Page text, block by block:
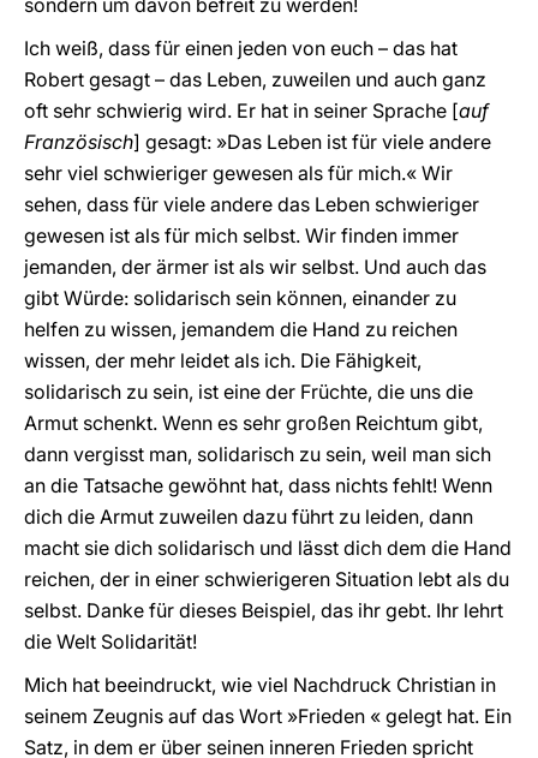
sondern um davon befreit zu werden!
Ich weiß, dass für einen jeden von euch – das hat
Robert gesagt – das Leben, zuweilen und auch ganz
oft sehr schwierig wird. Er hat in seiner Sprache [auf
Französisch] gesagt: »Das Leben ist für viele andere
sehr viel schwieriger gewesen als für mich.« Wir
sehen, dass für viele andere das Leben schwieriger
gewesen ist als für mich selbst. Wir finden immer
jemanden, der ärmer ist als wir selbst. Und auch das
gibt Würde: solidarisch sein können, einander zu
helfen zu wissen, jemandem die Hand zu reichen
wissen, der mehr leidet als ich. Die Fähigkeit,
solidarisch zu sein, ist eine der Früchte, die uns die
Armut schenkt. Wenn es sehr großen Reichtum gibt,
dann vergisst man, solidarisch zu sein, weil man sich
an die Tatsache gewöhnt hat, dass nichts fehlt! Wenn
dich die Armut zuweilen dazu führt zu leiden, dann
macht sie dich solidarisch und lässt dich dem die Hand
reichen, der in einer schwierigeren Situation lebt als du
selbst. Danke für dieses Beispiel, das ihr gebt. Ihr lehrt
die Welt Solidarität!
Mich hat beeindruckt, wie viel Nachdruck Christian in
seinem Zeugnis auf das Wort »Frieden « gelegt hat. Ein
Satz, in dem er über seinen inneren Frieden spricht